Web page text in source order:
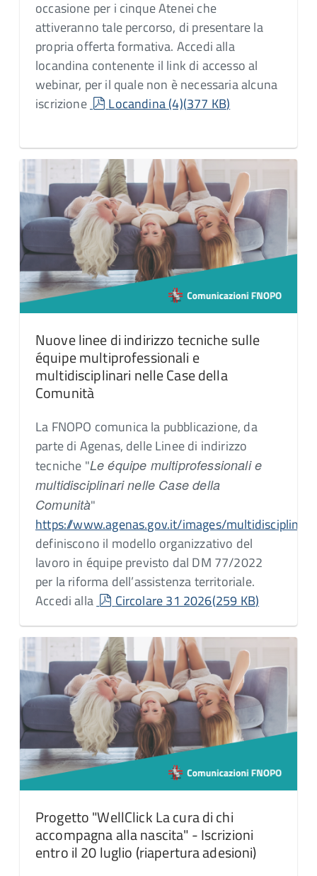
occasione per i cinque Atenei che
attiveranno tale percorso, di presentare la
propria offerta formativa. Accedi alla
locandina contenente il link di accesso al
webinar, per il quale non è necessaria alcuna
iscrizione
pdf
Locandina (4)(377 KB)
Nuove linee di indirizzo tecniche sulle
équipe multiprofessionali e
multidisciplinari nelle Case della
Comunità
La FNOPO comunica la pubblicazione, da
parte di Agenas, delle Linee di indirizzo
tecniche "Le équipe multiprofessionali e
multidisciplinari nelle Case della
Comunità"
https://www.agenas.gov.it/images/
definiscono il modello organizzativo del
lavoro in équipe previsto dal DM 77/2022
per la riforma dell’assistenza territoriale.
Accedi alla
pdf
Circolare 31 2026(259 KB)
Progetto "WellClick La cura di chi
accompagna alla nascita" - Iscrizioni
entro il 20 luglio (riapertura adesioni)